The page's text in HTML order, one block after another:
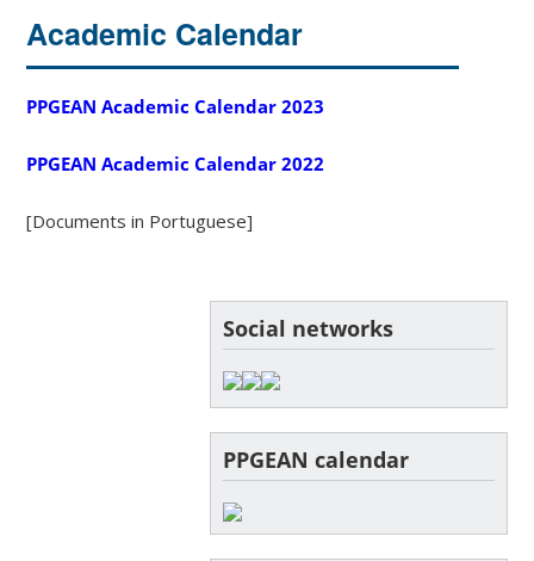
Academic Calendar
PPGEAN Academic Calendar 2023
PPGEAN Academic Calendar 2022
[Documents in Portuguese]
Social networks
PPGEAN calendar